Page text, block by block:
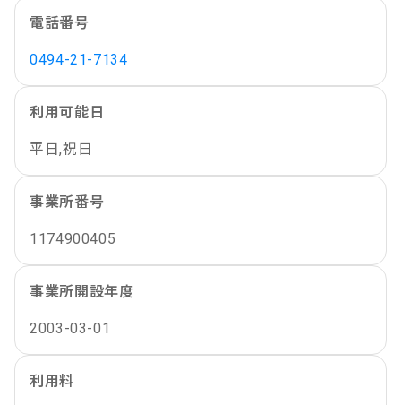
電話番号
0494-21-7134
利用可能日
平日,祝日
事業所番号
1174900405
事業所開設年度
2003-03-01
利用料